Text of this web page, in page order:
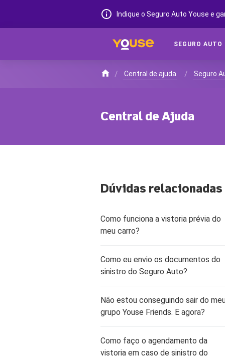
Indique o Seguro Auto Youse e
SEGURO AUTO
/ Central de ajuda / Seguro
Central de Ajuda
Dúvidas relacionadas
Como funciona a vistoria prévia do
meu carro?
Como eu envio os documentos do
sinistro do Seguro Auto?
Não estou conseguindo sair do
grupo Youse Friends. E agora?
Como faço o agendamento da
vistoria em caso de sinistro do